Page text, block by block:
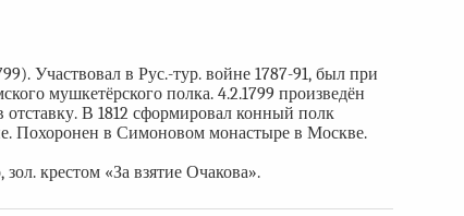
Участвовал в Рус.-тур. войне 1787-91, был при
мушкетёрского полка. 4.2.1799 произведён
отставку. В 1812 сформировал конный полк
Похоронен в Симоновом монастыре в Москве.
крестом «За взятие Очакова».